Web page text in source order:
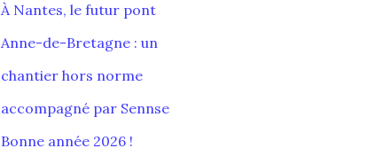
À Nantes, le futur pont
Anne-de-Bretagne : un
chantier hors norme
accompagné par Sennse
Bonne année 2026 !